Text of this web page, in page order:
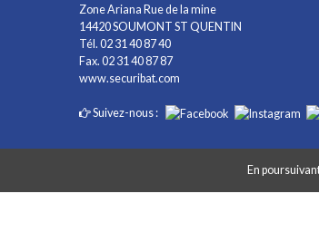
Zone Ariana Rue de la mine
14420 SOUMONT ST QUENTIN
Tél. 02 31 40 87 40
Fax. 02 31 40 87 87
www.securibat.com
Suivez-nous :
Copyright AGRISPOR 2018 © - Tous droits
En